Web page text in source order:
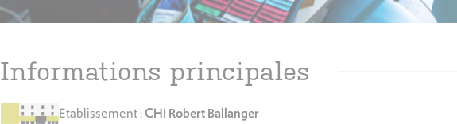
Informations principales
Etablissement :CHI Robert Ballanger